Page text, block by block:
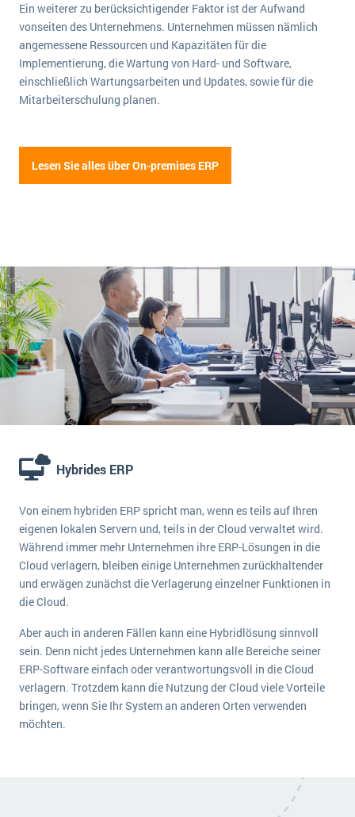
Ein weiterer zu berücksichtigender Faktor ist der Aufwand
vonseiten des Unternehmens. Unternehmen müssen nämlich
angemessene Ressourcen und Kapazitäten für die
Implementierung, die Wartung von Hard- und Software,
einschließlich Wartungsarbeiten und Updates, sowie für die
Mitarbeiterschulung planen.
Lesen Sie alles über On-premises ERP
Hybrides ERP
Von einem hybriden ERP spricht man, wenn es teils auf Ihren
eigenen lokalen Servern und, teils in der Cloud verwaltet wird.
Während immer mehr Unternehmen ihre ERP-Lösungen in die
Cloud verlagern, bleiben einige Unternehmen zurückhaltender
und erwägen zunächst die Verlagerung einzelner Funktionen in
die Cloud.
Aber auch in anderen Fällen kann eine Hybridlösung sinnvoll
sein. Denn nicht jedes Unternehmen kann alle Bereiche seiner
ERP-Software einfach oder verantwortungsvoll in die Cloud
verlagern. Trotzdem kann die Nutzung der Cloud viele Vorteile
bringen, wenn Sie Ihr System an anderen Orten verwenden
möchten.